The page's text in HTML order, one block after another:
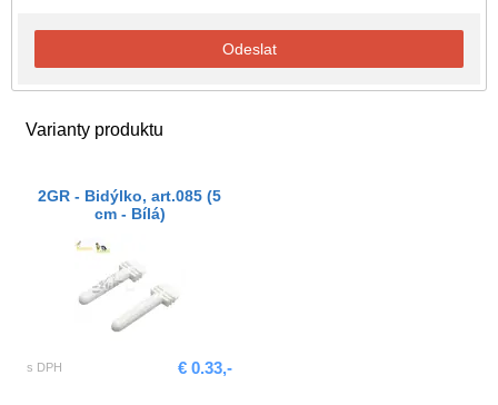
Odeslat
Varianty produktu
2GR - Bidýlko, art.085 (5
cm - Bílá)
s DPH € 0.33,-